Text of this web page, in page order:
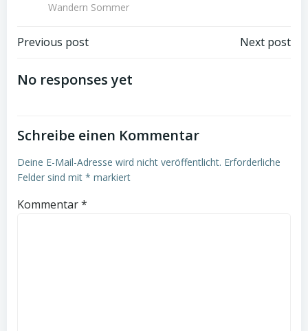
Wandern Sommer
Post
navigation
Previous post Next post
No responses yet
Schreibe einen Kommentar
Deine E-Mail-Adresse wird nicht veröffentlicht. Erforderliche
Felder sind mit * markiert
Kommentar*